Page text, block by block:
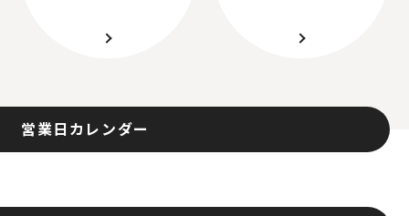
営業日カレンダー